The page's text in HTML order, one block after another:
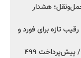
هشدار
تازه برای فورد و
فروش کوییک اس از امروز در مرداد ۱۴۰۵ / پیش‌پرداخت ۴۹۹